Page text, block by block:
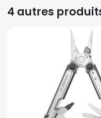
4 autres